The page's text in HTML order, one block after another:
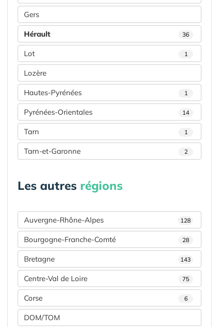
Gers
Hérault 36
Lot 1
Lozère
Hautes-Pyrénées 1
Pyrénées-Orientales 14
Tarn 1
Tarn-et-Garonne 2
Les autres régions
Auvergne-Rhône-Alpes 128
Bourgogne-Franche-Comté 28
Bretagne 143
Centre-Val de Loire 75
Corse 6
DOM/TOM